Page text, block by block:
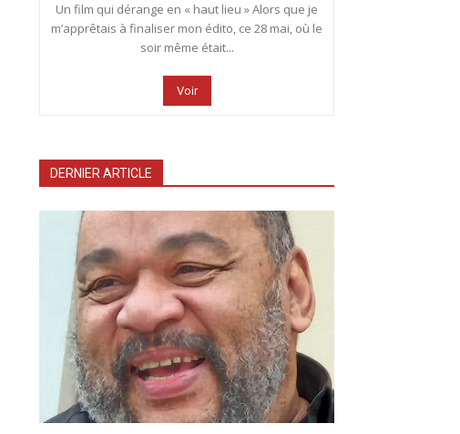
Un film qui dérange en « haut lieu » Alors que je
m’apprêtais à finaliser mon édito, ce 28 mai, où le
soir même était...
Voir
DERNIER ARTICLE